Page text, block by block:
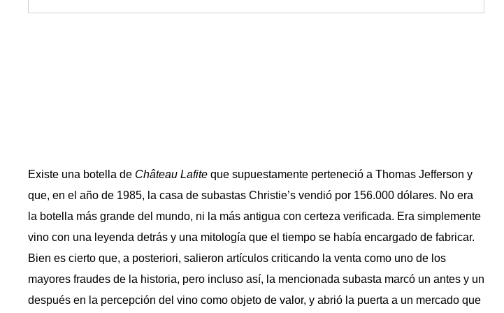
Existe una botella de Château Lafite que supuestamente perteneció a Thomas Jefferson y
que, en el año de 1985, la casa de subastas Christie’s vendió por 156.000 dólares. No era
la botella más grande del mundo, ni la más antigua con certeza verificada. Era simplemente
vino con una leyenda detrás y una mitología que el tiempo se había encargado de fabricar.
Bien es cierto que, a posteriori, salieron artículos criticando la venta como uno de los
mayores fraudes de la historia, pero incluso así, la mencionada subasta marcó un antes y un
después en la percepción del vino como objeto de valor, y abrió la puerta a un mercado que